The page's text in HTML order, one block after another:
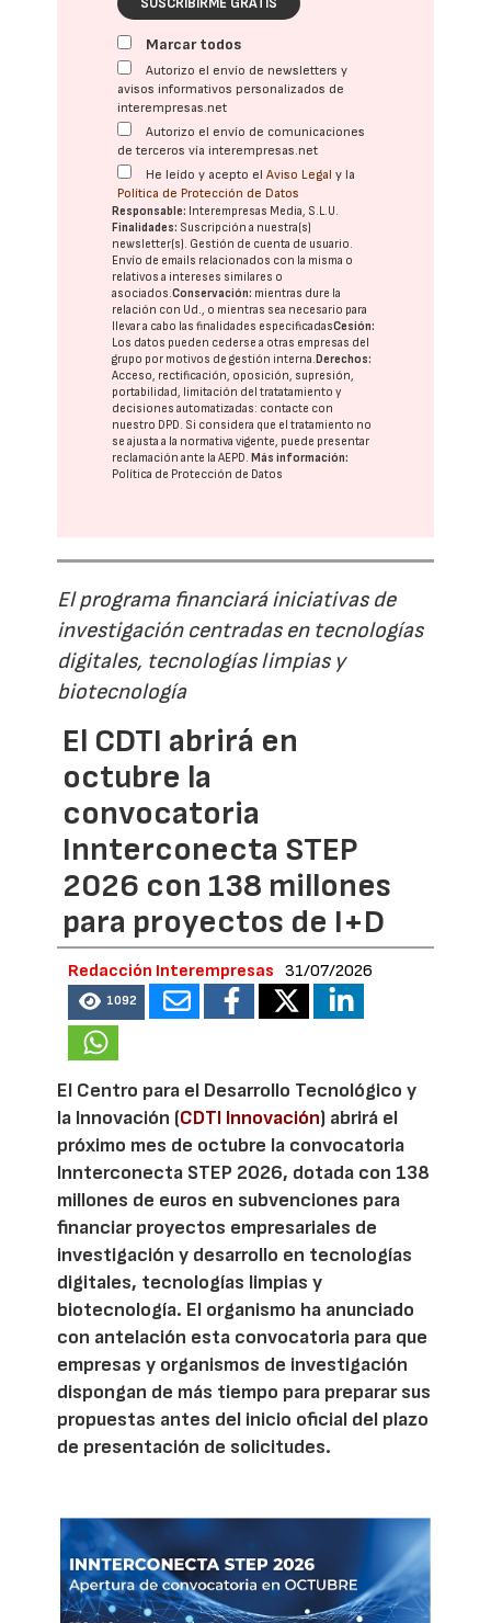
Marcar todos
Autorizo el envío de newsletters y
avisos informativos personalizados de
interempresas.net
Autorizo el envío de comunicaciones
de terceros vía interempresas.net
He leído y acepto elAviso Legal y la
Política de Protección de Datos
Responsable: Interempresas Media, S.L.U.
Finalidades: Suscripción a nuestra(s)
newsletter(s). Gestión de cuenta de usuario.
Envío de emails relacionados con la misma o
relativos a intereses similares o
asociados.Conservación: mientras dure la
relación con Ud., o mientras sea necesario para
llevar a cabo las finalidades especificadasCesión:
Los datos pueden cederse a otras empresas del
grupo por motivos de gestión interna. Derechos:
Acceso, rectificación, oposición, supresión,
portabilidad, limitación del tratatamiento y
decisiones automatizadas: contacte con
nuestro DPD. Si considera que el tratamiento no
se ajusta a la normativa vigente, puede presentar
reclamación ante laAEPD. Más información:
Política de Protección de Datos
El programa financiará iniciativas de
investigación centradas en tecnologías
digitales, tecnologías limpias y
biotecnología
El CDTI abrirá en
octubre la
convocatoria
Innterconecta STEP
2026 con 138 millones
para proyectos de I+D
Redacción Interempresas 31/07/2026
1092
El Centro para el Desarrollo Tecnológico y
la Innovación (CDTI Innovación) abrirá el
próximo mes de octubre la convocatoria
Innterconecta STEP 2026, dotada con 138
millones de euros en subvenciones para
financiar proyectos empresariales de
investigación y desarrollo en tecnologías
digitales, tecnologías limpias y
biotecnología. El organismo ha anunciado
con antelación esta convocatoria para que
empresas y organismos de investigación
dispongan de más tiempo para preparar sus
propuestas antes del inicio oficial del plazo
de presentación de solicitudes.